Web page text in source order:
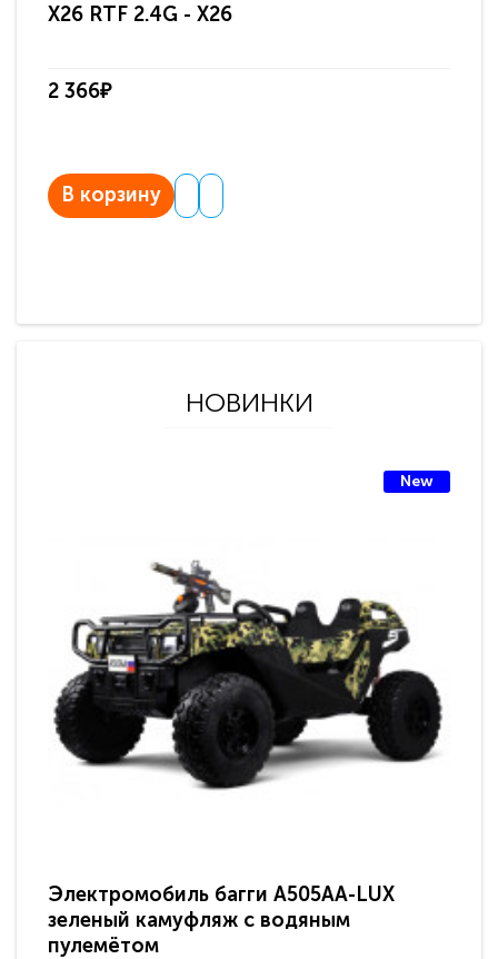
X26 RTF 2.4G - X26
2 366₽
В корзину
НОВИНКИ
New
Электромобиль багги A505AA-LUX
зеленый камуфляж с водяным
пулемётом